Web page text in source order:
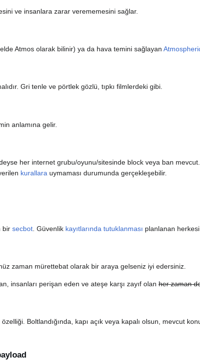
ve insanlara zarar verememesini sağlar.
Atmos olarak bilinir) ya da hava temini sağlayan
Gri tenle ve pörtlek gözlü, tıpkı filmlerdeki gibi.
anlamına gelir.
her internet grubu/oyunu/sitesinde block veya ban
kurallara uymaması durumunda gerçekleşebilir.
bir secbot . Güvenlik kayıtlarında tutuklanması planlanan
zaman mürettebat olarak bir araya gelseniz iyi edersiniz.
insanları perişan eden ve ateşe karşı zayıf olan her zaman
Boltlandığında, kapı açık veya kapalı olsun, mevcut